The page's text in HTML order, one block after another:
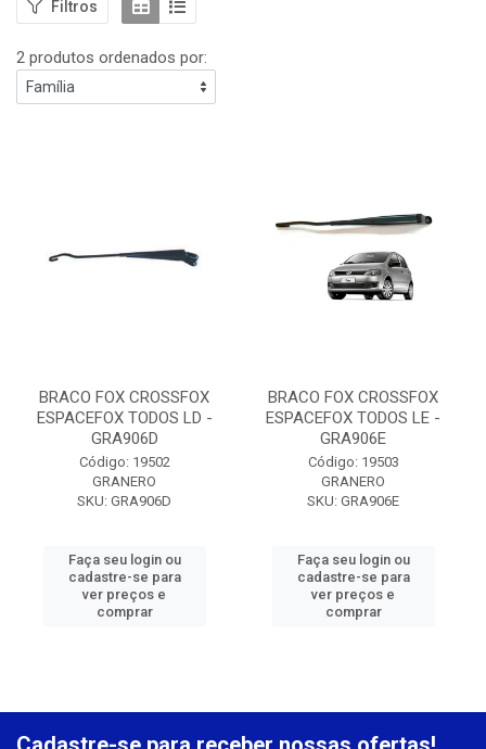
Filtros
2 produtos ordenados por:
BRACO FOX CROSSFOX
ESPACEFOX TODOS LD -
GRA906D
Código: 19502
GRANERO
SKU: GRA906D
Faça seu login ou
cadastre-se para
ver preços e
comprar
BRACO FOX CROSSFOX
ESPACEFOX TODOS LE -
GRA906E
Código: 19503
GRANERO
SKU: GRA906E
Faça seu login ou
cadastre-se para
ver preços e
comprar